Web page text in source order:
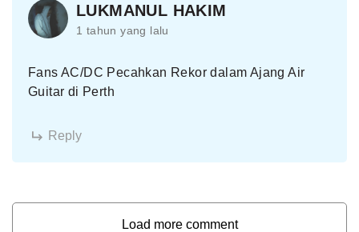
LUKMANUL HAKIM
1 tahun yang lalu
Fans AC/DC Pecahkan Rekor dalam Ajang Air
Guitar di Perth
Reply
Load more comment